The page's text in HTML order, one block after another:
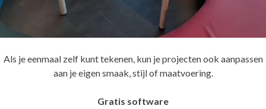
Als je eenmaal zelf kunt tekenen, kun je projecten ook aanpassen
aan je eigen smaak, stijl of maatvoering.
Gratis software